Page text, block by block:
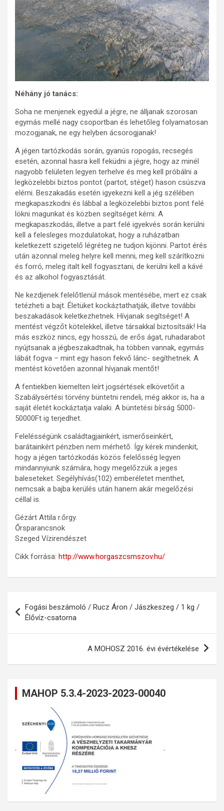
Néhány jó tanács:
Soha ne menjenek egyedül a jégre, ne álljanak szorosan
egymás mellé nagy csoportban és lehetőleg folyamatosan
mozogjanak, ne egy helyben ácsorogjanak!
A jégen tartózkodás során, gyanús ropogás, recsegés
esetén, azonnal hasra kell feküdni a jégre, hogy az minél
nagyobb felületen legyen terhelve és meg kell próbálni a
legközelebbi biztos pontot (partot, stéget) hason csúszva
elérni. Beszakadás esetén igyekezni kell a jég szélében
megkapaszkodni és lábbal a legközelebbi biztos pont felé
lökni magunkat és közben segítséget kérni. A
megkapaszkodás, illetve a part felé igyekvés során kerülni
kell a felesleges mozdulatokat, hogy a ruházatban
keletkezett szigetelő légréteg ne tudjon kijönni. Partot érés
után azonnal meleg helyre kell menni, meg kell szárítkozni
és forró, meleg italt kell fogyasztani, de kerülni kell a kávé
és az alkohol fogyasztását.
Ne kezdjenek felelőtlenül mások mentésébe, mert ez csak
tetézheti a bajt. Életüket kockáztathatják, illetve további
beszakadások keletkezhetnek. Hívjanak segítséget! A
mentést végzőt kötelekkel, illetve társakkal biztosítsák! Ha
más eszköz nincs, egy hosszú, de erős ágat, ruhadarabot
nyújtsanak a jégbeszakadtnak, ha többen vannak, egymás
lábát fogva – mint egy hason fekvő lánc- segíthetnek. A
mentést követően azonnal hívjanak mentőt!
A fentiekben kiemelten leírt jogsértések elkövetőit a
Szabálysértési törvény büntetni rendeli, még akkor is, ha a
saját életét kockáztatja valaki. A büntetési bírság 5000-
50000Ft ig terjedhet.
Felelésségünk családtagjainkért, ismerőseinkért,
barátainkért pénzben nem mérhető. Így kérek mindenkit,
hogy a jégen tartózkodás közös felelősség legyen
mindannyiunk számára, hogy megelőzzük a jeges
baleseteket. Segélyhívás(102) emberéletet menthet,
nemcsak a bajba kerülés után hanem akár megelőzési
céllal is.
Gézárt Attila r.őrgy.
Őrsparancsnok
Szeged Vízirendészet
Cikk forrása: http://www.horgaszcsmszov.hu/
navigáció
Fogási beszámoló / Rucz Áron / Jászkeszeg / 1 kg /
Élővíz-csatorna
A MOHOSZ 2016. évi évértékelése
MAHOP 5.3.4-2023-2023-00040